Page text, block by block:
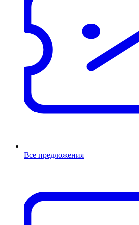
Все предложения